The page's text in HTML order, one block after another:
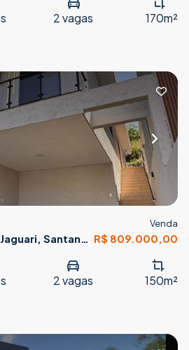
2vagas 170m²
Santana
Venda
R$ 809.000,00
2vagas 150m²